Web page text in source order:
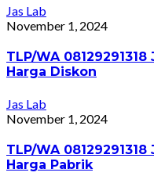
Jas Lab
November 1, 2024
TLP/WA
Harga Diskon
Jas Lab
November 1, 2024
TLP/WA
Harga Pabrik